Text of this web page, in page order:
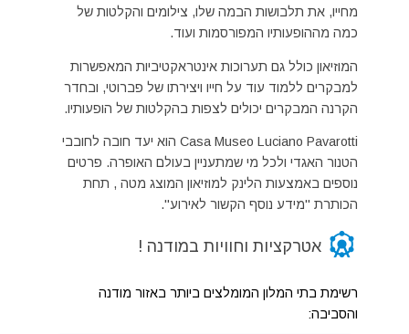
מחייו, את תלבושות הבמה שלו, צילומים והקלטות של
כמה מההופעותיו המפורסמות ועוד.
המוזיאון כולל גם תערוכות אינטראקטיביות המאפשרות
למבקרים ללמוד עוד על חייו ויצירתו של פברוטי, ובחדר
הקרנה המבקרים יכולים לצפות בהקלטות של הופעותיו.
Casa Museo Luciano Pavarotti הוא יעד חובה לחובבי
הטנור האגדי ולכל מי שמתעניין בעולם האופרה. פרטים
נוספים באמצעות הלינק למוזיאון המוצג מטה , תחת
הכותרת "מידע נוסף הקשור לאירוע".
attractions אטרקציות וחוויות במודנה !
רשימת בתי המלון המומלצים ביותר באזור מודנה
והסביבה: